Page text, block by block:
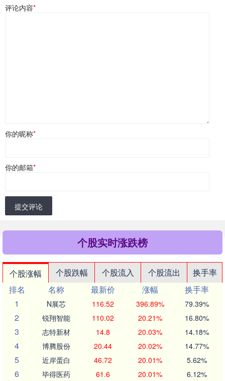
评论内容*
你的昵称*
你的邮箱*
提交评论
个股实时涨跌榜
个股涨幅 个股跌幅 个股流入 个股流出
换手率
排名
名称 最新价 涨幅
换手率
1
N展芯 116.52 396.89% 79.39%
2 锐翔智能 110.02 20.21% 16.80%
3 志特新材 14.8 20.03% 14.18%
4 博腾股份 20.44 20.02% 14.77%
5 近岸蛋白 46.72 20.01% 5.62%
6 毕得医药 61.6 20.01% 6.12%